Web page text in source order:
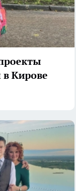
Кирове